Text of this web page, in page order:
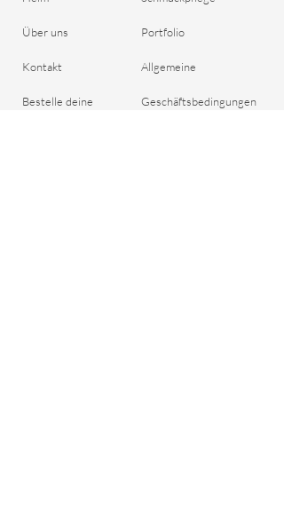
Über uns
Kontakt
Bestelle deine
Portfolio
Allgemeine
Geschäftsbedingungen